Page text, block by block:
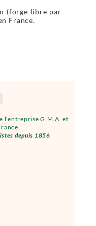
l'entreprise G.M.A. et
depuis 1856
(forge libre par
France.